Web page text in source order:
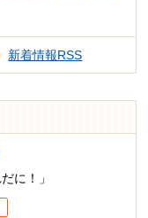
新着情報RSS
に！」